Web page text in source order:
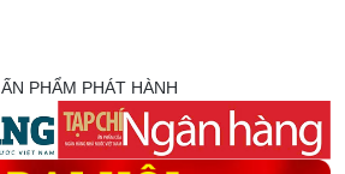
ẤN PHẨM PHÁT HÀNH